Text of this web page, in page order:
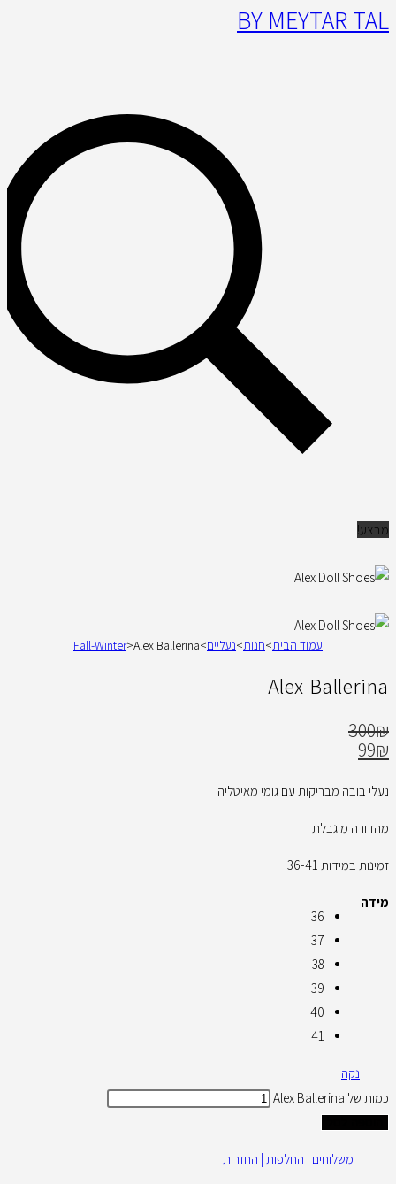
BY MEYTAR TAL
מבצע!
עמוד הבית>חנות>נעליים>
Fall-Winter>Alex Ballerina
Alex Ballerina
300₪
99₪
נעלי בובה מבריקות עם גומי מאיטליה
מהדורה מוגבלת
זמינות במידות 36-41
מידה
36
37
38
39
40
41
נקה
כמות של Alex Ballerina
משלוחים | החלפות | החזרות